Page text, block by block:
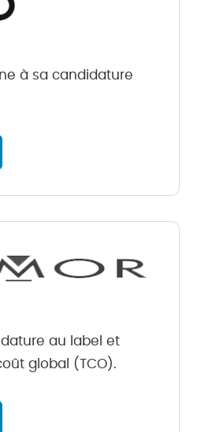
à sa candidature
au label et
global (TCO).